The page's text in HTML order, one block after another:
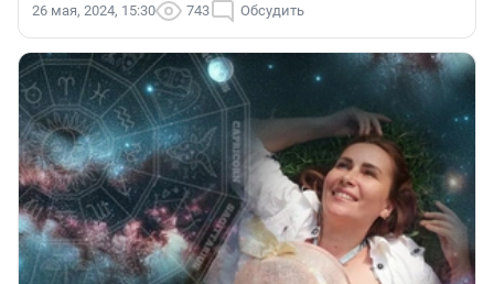
26 мая, 2024, 15:30 743 Обсудить